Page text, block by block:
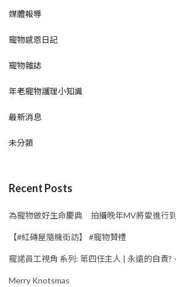
媒體報導
寵物感恩日記
寵物雜誌
年老寵物護理小知識
最新消息
未分類
Recent Posts
為寵物做好生命慶典 拍攝晚年MV將愛進行
【#紅磚屋隨機街訪】 #寵物贊禮
寵諾員工視角 系列: 第四任主人 | 永遠的自責?
Merry Knotsmas